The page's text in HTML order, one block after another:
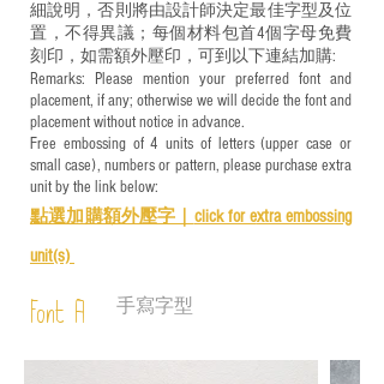
細說明，否則將由設計師決定最佳字型及位
置，不得異議；每個材料包首4個字母免費
刻印，如需額外壓印，可到以下連結加購:
Remarks: Please mention your preferred font and
placement, if any; otherwise we will decide the font and
placement without notice in advance.
Free embossing of 4 units of letters (upper case or
small case), numbers or pattern, please purchase extra
unit by the link below:
點選加購額外壓字｜ click for extra embossing
unit(s)
Font A 手寫字型